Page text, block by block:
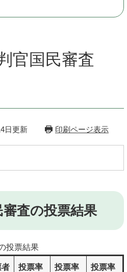
官国民審査
日更新 印刷ページ表示
査の投票結果
投票結果
者
投票率
投票率
投票率